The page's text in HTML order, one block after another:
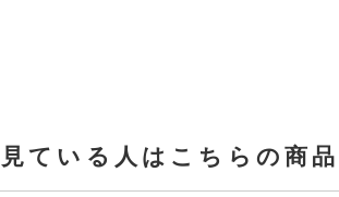
ている人はこちらの商